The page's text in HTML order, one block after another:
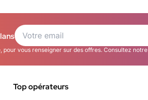
pour vous renseigner sur des offres. Consultez notre
Top opérateurs